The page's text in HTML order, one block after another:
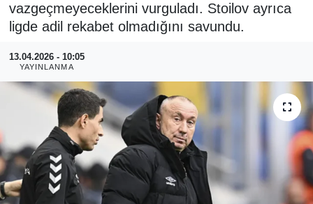
vazgeçmeyeceklerini vurguladı. Stoilov ayrıca
ligde adil rekabet olmadığını savundu.
13.04.2026 - 10:05
YAYINLANMA
SPOR
ASAYİŞ
RESMİ REKLAM
Son Dakika Haberleri
Haber Arşivi